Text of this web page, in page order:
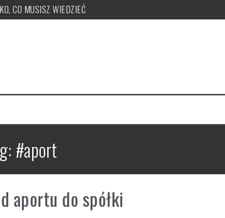
CO MUSISZ WIEDZIEĆ
musisz wiedzieć! PUŁAPKI!
jak je nadawać?
ryczałt w tym roku?
#aport
aportu do spółki